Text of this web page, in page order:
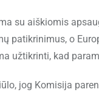
su aiškiomis
patikrinimus, o
užtikrinti, kad
jog Komisija